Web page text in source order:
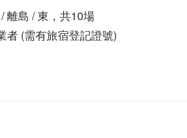
離島 / 東，共10場
(需有旅宿登記證號)